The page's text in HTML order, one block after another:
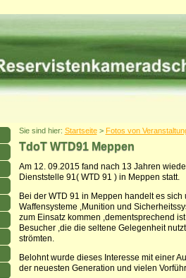
Sie sind hier: Startseite> Fotos von
TdoT WTD91 Meppen
Am 12. 09.2015 fand nach 13 Jahren
Dienststelle 91( WTD 91 ) in Meppen statt.
Bei der WTD 91 in Meppen handelt es
Waffensysteme ,Munition und
zum Einsatz kommen ,dementsprechend
Besucher ,die die seltene Gelegenheit
strömten.
Belohnt wurde dieses Interesse mit einer
der neuesten Generation und vielen